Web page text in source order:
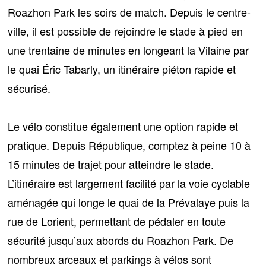
Roazhon Park les soirs de match. Depuis le centre-
ville, il est possible de rejoindre le stade à pied en
une trentaine de minutes en longeant la Vilaine par
le quai Éric Tabarly, un itinéraire piéton rapide et
sécurisé.
Le vélo constitue également une option rapide et
pratique. Depuis République, comptez à peine 10 à
15 minutes de trajet pour atteindre le stade.
L’itinéraire est largement facilité par la voie cyclable
aménagée qui longe le quai de la Prévalaye puis la
rue de Lorient, permettant de pédaler en toute
sécurité jusqu’aux abords du Roazhon Park. De
nombreux arceaux et parkings à vélos sont